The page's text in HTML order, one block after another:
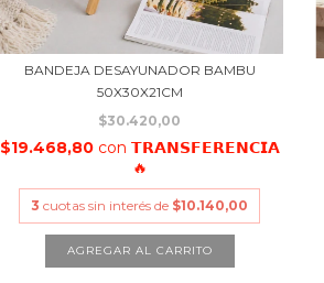
BANDEJA DESAYUNADOR BAMBU
50X30X21CM
$30.420,00
$19.468,80 con 𝗧𝗥𝗔𝗡𝗦𝗙𝗘𝗥𝗘𝗡𝗖𝗜𝗔
🔥
3 cuotas sin interés de $10.140,00